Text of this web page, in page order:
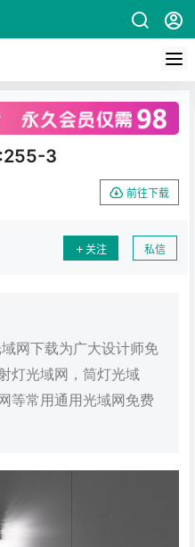
3
前往下载
关注 私信
网下载为广大设计师免
灯光域网，筒灯光域
等常用通用光域网免费